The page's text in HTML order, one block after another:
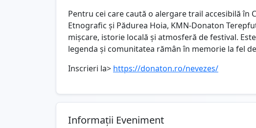
Pentru cei care caută o alergare trail accesibilă în
Etnografic și Pădurea Hoia, KMN-Donaton
mișcare, istorie locală și atmosferă de festival.
legenda și comunitatea rămân în memorie la fel
Inscrieri la> https://donaton.ro/nevezes/
Informații Eveniment